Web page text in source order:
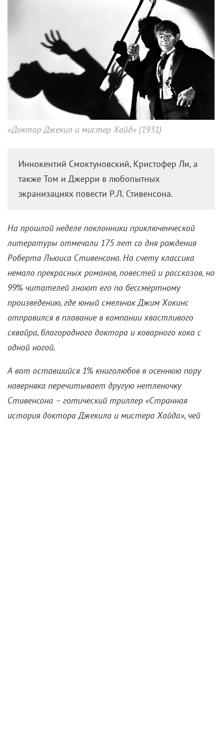
«Доктор Джекил и мистер Хайд» (1931)
Иннокентий Смоктуновский, Кристофер Ли, а
также Том и Джерри в любопытных
экранизациях повести Р.Л. Стивенсона.
На прошлой неделе поклонники приключенческой
литературы отмечали 175 лет со дня рождения
Роберта Льюиса Стивенсона. На счету классика
немало прекрасных романов, повестей и рассказов, но
99% читателей знают его по бессмертному
произведению, где юный смельчак Джим Хокинс
отправился в плавание в компании хвастливого
сквайра, благородного доктора и коварного кока с
одной ногой.
А вот оставшийся 1% книголюбов в осеннюю пору
наверняка перечитывает другую нетленочку
Стивенсона – готический триллер «Странная
история доктора Джекила и мистера Хайда», чей